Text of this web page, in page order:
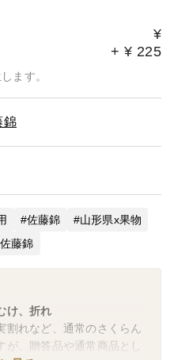
¥
+ ¥ 225
ます。
錦
佐藤錦
山形県x果物
藤錦
け、折れ
割れなど、通常のさくらん
、贈答品や通常商品とし